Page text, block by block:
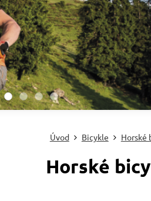
Úvod Bicykle Horské
Horské